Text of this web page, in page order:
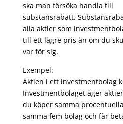
ska man försöka handla till
substansrabatt.
alla aktier som
till ett lägre pris än om du
var för sig.
Exempel:
Aktien i ett investmentbolag
Investmentbolaget äger
du köper samma
samma fem bolag och får